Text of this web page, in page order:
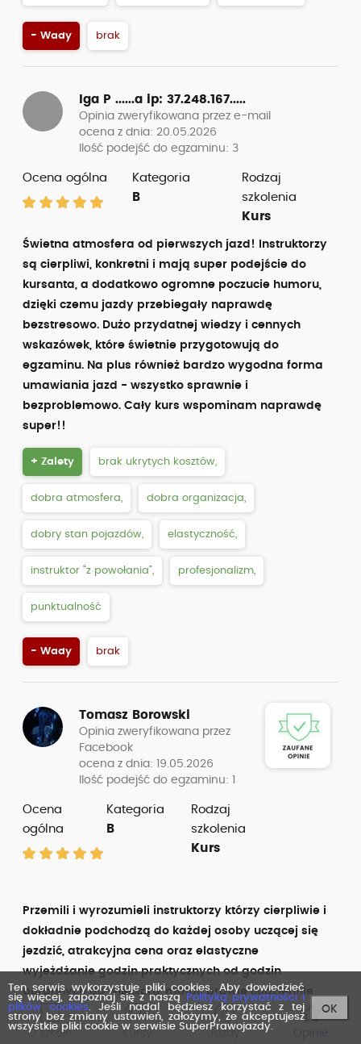
O szkole
- Wady brak
Iga P ......a ip: 37.248.167.....
Opinia zweryfikowana przez e-mail
ocena z dnia: 20.05.2026
Ilość podejść do egzaminu: 3
Ocena ogólna
Kategoria
B
Rodzaj
szkolenia
Kurs
Świetna atmosfera od pierwszych jazd! Instruktorzy
są cierpliwi, konkretni i mają super podejście do
kursanta, a dodatkowo ogromne poczucie humoru,
dzięki czemu jazdy przebiegały naprawdę
bezstresowo. Dużo przydatnej wiedzy i cennych
wskazówek, które świetnie przygotowują do
egzaminu. Na plus również bardzo wygodna forma
umawiania jazd - wszystko sprawnie i
bezproblemowo. Cały kurs wspominam naprawdę
super!!
+ Zalety brak ukrytych kosztów,
dobra atmosfera, dobra organizacja,
dobry stan pojazdów, elastyczność,
instruktor “z powołania”, profesjonalizm,
punktualność
- Wady brak
Tomasz Borowski
Opinia zweryfikowana przez
Facebook
ocena z dnia: 19.05.2026
Ilość podejść do egzaminu: 1
Ocena
ogólna
Kategoria
B
Rodzaj
szkolenia
Kurs
Przemili i wyrozumieli instruktorzy którzy cierpliwie i
dokładnie podchodzą do każdej osoby uczącej się
jezdzić, atrakcyjna cena oraz elastyczne
wyjeżdżanie godzin praktycznych od godzin
porannych do wieczoru, mając prawie codziennie
jazdy po 1,5-2 godz (nie prosząc się o nie tylko
dostanie z wyprzedzeniem grafiku na caly
Ten serwis wykorzystuje pliki cookies. Aby dowiedzieć
się więcej, zapoznaj się z naszą
Polityką prywatności i
plików cookies. Jeśli nadal będziesz korzystać z tej
strony bez zmiany ustawień, założymy, że akceptujesz
wszystkie pliki cookie w serwisie SuperPrawojazdy.
OK